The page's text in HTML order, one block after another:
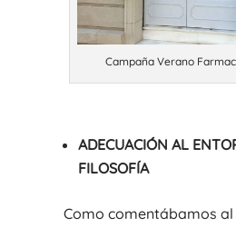
Campaña Verano
ADECUACIÓN AL
FILOSOFÍA
Como comentábamos